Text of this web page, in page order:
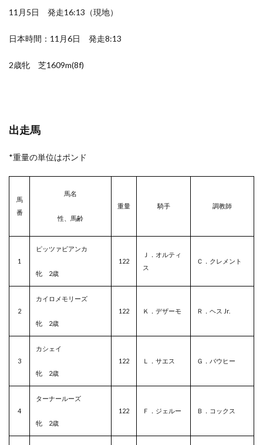
11月5日 発走16:13（現地）
日本時間：11月6日 発走8:13
2歳牝 芝1609m(8f)
出走馬
*重量の単位はポンド
馬
番
馬名
性、馬齢
重量 騎手 調教師
1
ピッツァビアンカ
牝 2歳
122
Ｊ．オルティ
ス
Ｃ．クレメント
2
カイロメモリーズ
牝 2歳
122 Ｋ．デザーモ Ｒ．ヘス Jr.
3
カシェイ
牝 2歳
122 Ｌ．サエス Ｇ．バウヒー
4
ターナールーズ
牝 2歳
122 Ｆ．ジェルー Ｂ．コックス